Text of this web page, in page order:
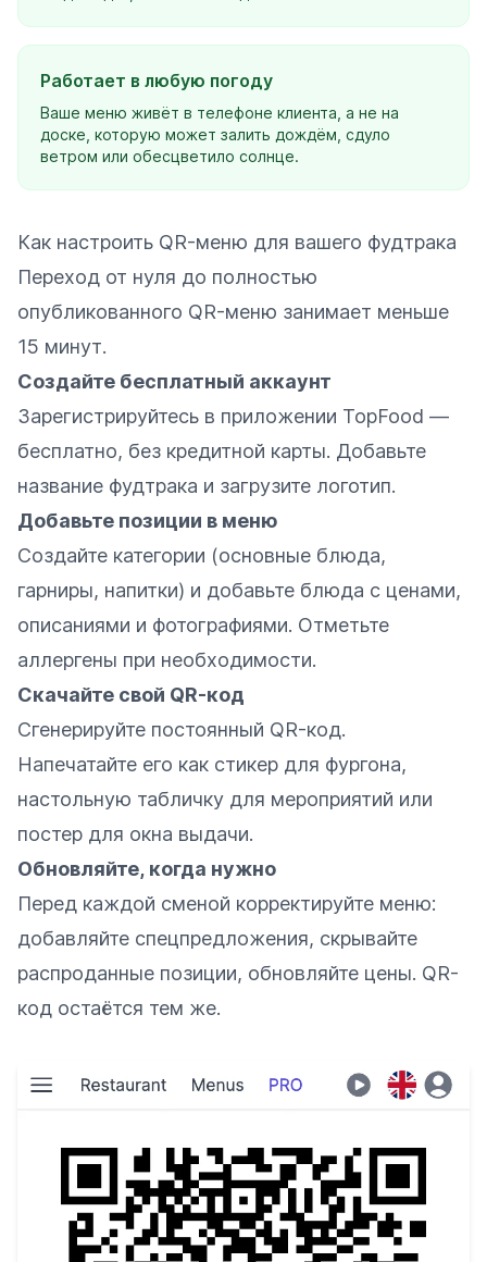
Работает в любую погоду
Ваше меню живёт в телефоне клиента, а не на
доске, которую может залить дождём, сдуло
ветром или обесцветило солнце.
Как настроить QR-меню для вашего фудтрака
Переход от нуля до полностью
опубликованного QR-меню занимает меньше
15 минут.
Создайте бесплатный аккаунт
Зарегистрируйтесь в приложении TopFood —
бесплатно, без кредитной карты. Добавьте
название фудтрака и загрузите логотип.
Добавьте позиции в меню
Создайте категории (основные блюда,
гарниры, напитки) и добавьте блюда с ценами,
описаниями и фотографиями. Отметьте
аллергены при необходимости.
Скачайте свой QR-код
Сгенерируйте постоянный QR-код.
Напечатайте его как стикер для фургона,
настольную табличку для мероприятий или
постер для окна выдачи.
Обновляйте, когда нужно
Перед каждой сменой корректируйте меню:
добавляйте спецпредложения, скрывайте
распроданные позиции, обновляйте цены. QR-
код остаётся тем же.